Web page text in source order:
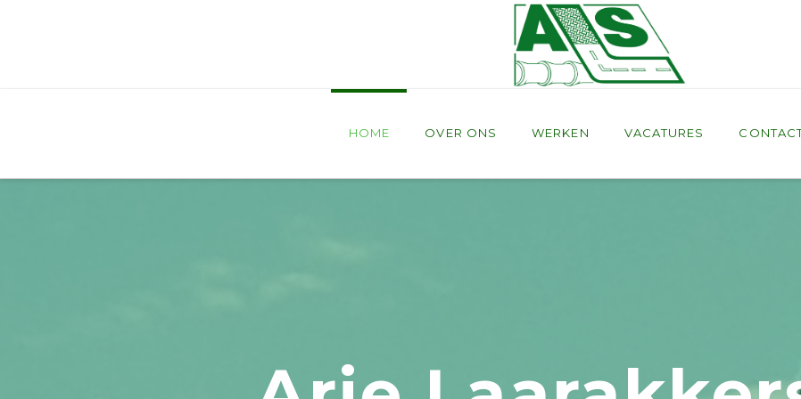
Laarakkers
HOME OVER ONS WERKEN VACATURES